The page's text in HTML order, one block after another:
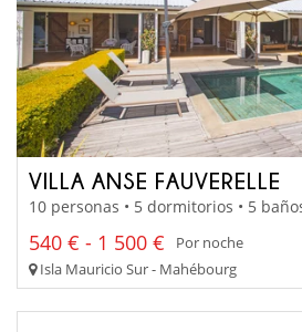
VILLA ANSE FAUVERELLE
10 personas • 5 dormitorios • 5
540 € - 1 500 €
Por noche
Isla Mauricio Sur - Mahébourg